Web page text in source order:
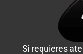
Si requieres